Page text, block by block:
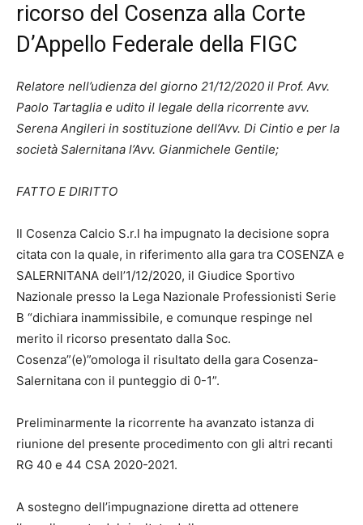
ricorso del Cosenza alla Corte
D’Appello Federale della FIGC
Relatore nell’udienza del giorno 21/12/2020 il Prof. Avv.
Paolo Tartaglia e udito il legale della ricorrente avv.
Serena Angileri in sostituzione dell’Avv. Di Cintio e per la
società Salernitana l’Avv. Gianmichele Gentile;
FATTO E DIRITTO
Il Cosenza Calcio S.r.l ha impugnato la decisione sopra
citata con la quale, in riferimento alla gara tra COSENZA e
SALERNITANA dell’1/12/2020, il Giudice Sportivo
Nazionale presso la Lega Nazionale Professionisti Serie
B “dichiara inammissibile, e comunque respinge nel
merito il ricorso presentato dalla Soc.
Cosenza”(e)”omologa il risultato della gara Cosenza-
Salernitana con il punteggio di 0-1”.
Preliminarmente la ricorrente ha avanzato istanza di
riunione del presente procedimento con gli altri recanti
RG 40 e 44 CSA 2020-2021.
A sostegno dell’impugnazione diretta ad ottenere